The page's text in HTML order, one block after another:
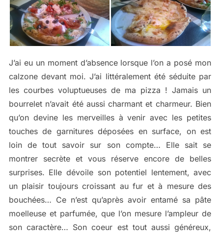
J’ai eu un moment d’absence lorsque l’on a posé mon
calzone devant moi. J’ai littéralement été séduite par
les courbes voluptueuses de ma pizza ! Jamais un
bourrelet n’avait été aussi charmant et charmeur. Bien
qu’on devine les merveilles à venir avec les petites
touches de garnitures déposées en surface, on est
loin de tout savoir sur son compte… Elle sait se
montrer secrète et vous réserve encore de belles
surprises. Elle dévoile son potentiel lentement, avec
un plaisir toujours croissant au fur et à mesure des
bouchées… Ce n’est qu’après avoir entamé sa pâte
moelleuse et parfumée, que l’on mesure l’ampleur de
son caractère… Son coeur est tout aussi généreux,